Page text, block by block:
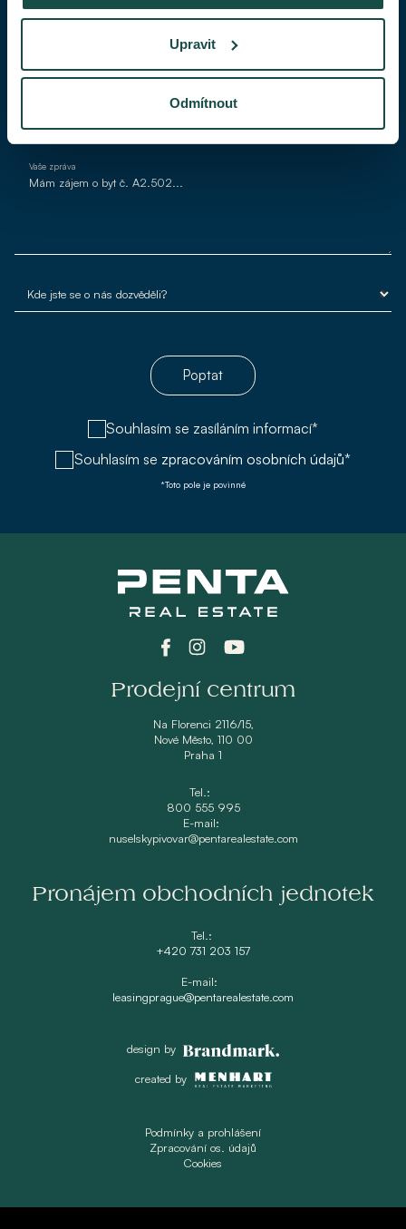
Upravit
Odmítnout
Vaše zpráva
Poptat
Souhlasím se zasíláním informací*
Souhlasím se zpracováním osobních údajů*
*Toto pole je povinné
Prodejní centrum
Na Florenci 2116/15,
Nové Město, 110 00
Praha 1
Tel.:
800 555 995
E-mail:
nuselskypivovar@pentarealestate.com
Pronájem obchodních jednotek
Tel.:
+420 731 203 157
E-mail:
leasingprague@pentarealestate.com
design by
created by
Podmínky a prohlášení
Zpracování os. údajů
Cookies